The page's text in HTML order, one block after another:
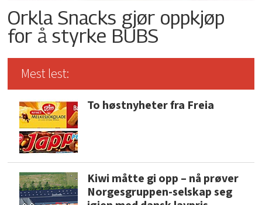
Orkla Snacks gjør oppkjøp
for å styrke BUBS
Mest lest:
To høstnyheter fra Freia
Kiwi måtte gi opp – nå prøver
Norgesgruppen-selskap seg